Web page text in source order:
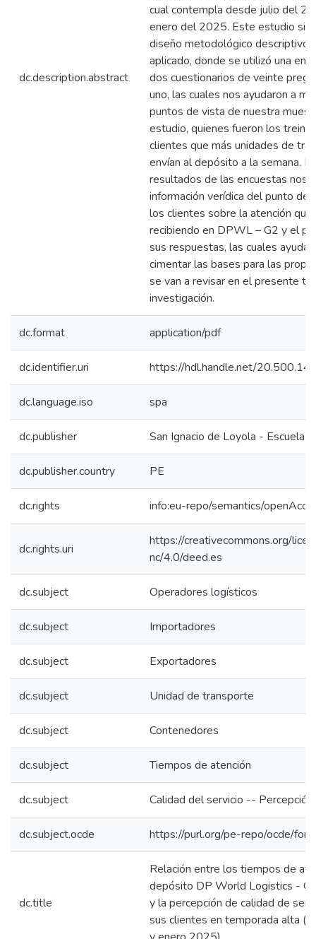
dc.description.abstract
cual contempla desde julio del
enero del 2025. Este estudio
diseño metodológico descriptivo
aplicado, donde se utilizó una
dos cuestionarios de veinte
uno, las cuales nos ayudaron a
puntos de vista de nuestra
estudio, quienes fueron los
clientes que más unidades de
envían al depósito a la semana.
resultados de las encuestas nos
información verídica del punto de
los clientes sobre la atención que
recibiendo en DPWL – G2 y el
sus respuestas, las cuales
cimentar las bases para las
se van a revisar en el presente
investigación.
dc.format application/pdf
dc.identifier.uri https://hdl.handle.net/
dc.language.iso spa
dc.publisher San Ignacio de Loyola - Escuela
dc.publisher.country PE
dc.rights info:eu-repo/semantics/
dc.rights.uri
https://creativecommons.org/
nc/4.0/deed.es
dc.subject Operadores logísticos
dc.subject Importadores
dc.subject Exportadores
dc.subject Unidad de transporte
dc.subject Contenedores
dc.subject Tiempos de atención
dc.subject Calidad del servicio -- Percepción
dc.subject.ocde https://purl.org/pe-repo/ocde/
dc.title
Relación entre los tiempos de
depósito DP World Logistics -
y la percepción de calidad de
sus clientes en temporada alta